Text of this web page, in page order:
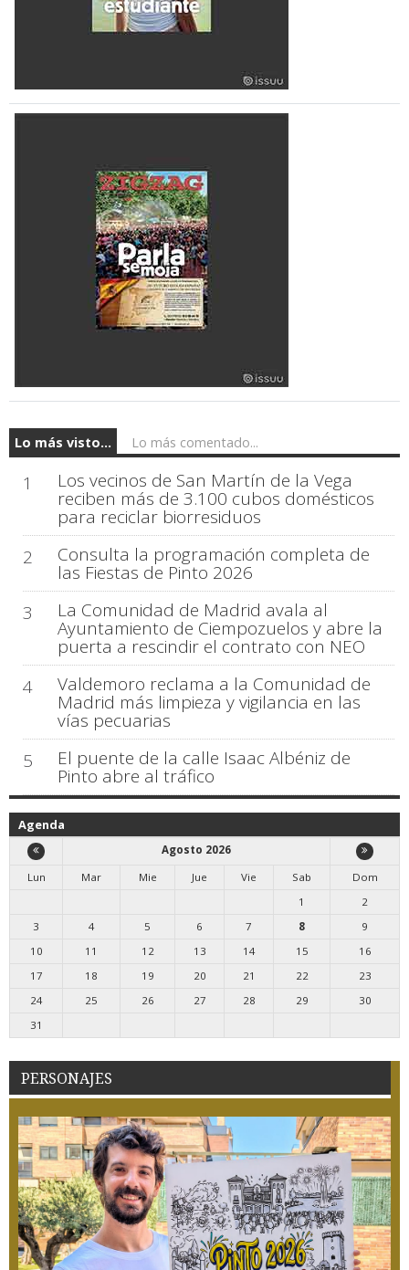
Lo más visto... Lo más comentado...
1 Los vecinos de San Martín de la Vega
reciben más de 3.100 cubos domésticos
para reciclar biorresiduos
2
Consulta la programación completa de
las Fiestas de Pinto 2026
3
La Comunidad de Madrid avala al
Ayuntamiento de Ciempozuelos y abre la
puerta a rescindir el contrato con NEO
4
Valdemoro reclama a la Comunidad de
Madrid más limpieza y vigilancia en las
vías pecuarias
5
El puente de la calle Isaac Albéniz de
Pinto abre al tráfico
Agenda
Agosto 2026
Lun
Mar Mie Jue Vie Sab
Dom
1
2
3
4 5 6 7 8
9
10
11 12 13 14 15
16
17
18 19 20 21 22
23
24
25 26 27 28 29
30
31
PERSONAJES